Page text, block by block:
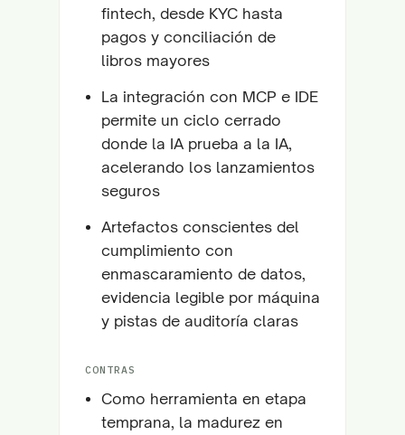
fintech, desde KYC hasta
pagos y conciliación de
libros mayores
La integración con MCP e IDE
permite un ciclo cerrado
donde la IA prueba a la IA,
acelerando los lanzamientos
seguros
Artefactos conscientes del
cumplimiento con
enmascaramiento de datos,
evidencia legible por máquina
y pistas de auditoría claras
CONTRAS
Como herramienta en etapa
temprana, la madurez en